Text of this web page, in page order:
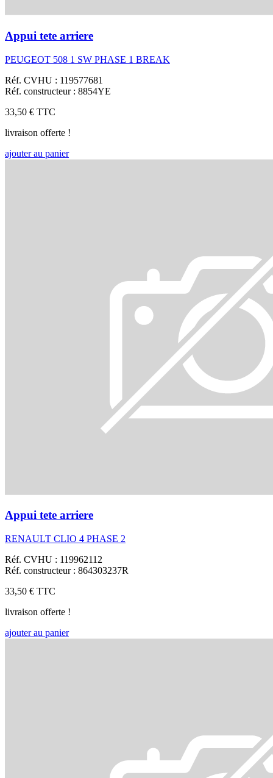
Appui tete arriere
PEUGEOT 508 1 SW PHASE 1 BREAK
Réf. CVHU : 119577681
Réf. constructeur : 8854YE
33,50 € TTC
livraison offerte !
ajouter au panier
Appui tete arriere
RENAULT CLIO 4 PHASE 2
Réf. CVHU : 119962112
Réf. constructeur : 864303237R
33,50 € TTC
livraison offerte !
ajouter au panier